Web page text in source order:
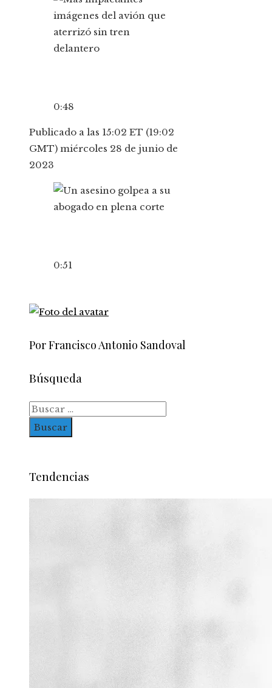
0:48
Publicado a las 15:02 ET (19:02
GMT) miércoles 28 de junio de
2023
0:51
Por Francisco Antonio Sandoval
Búsqueda
Buscar:
Tendencias